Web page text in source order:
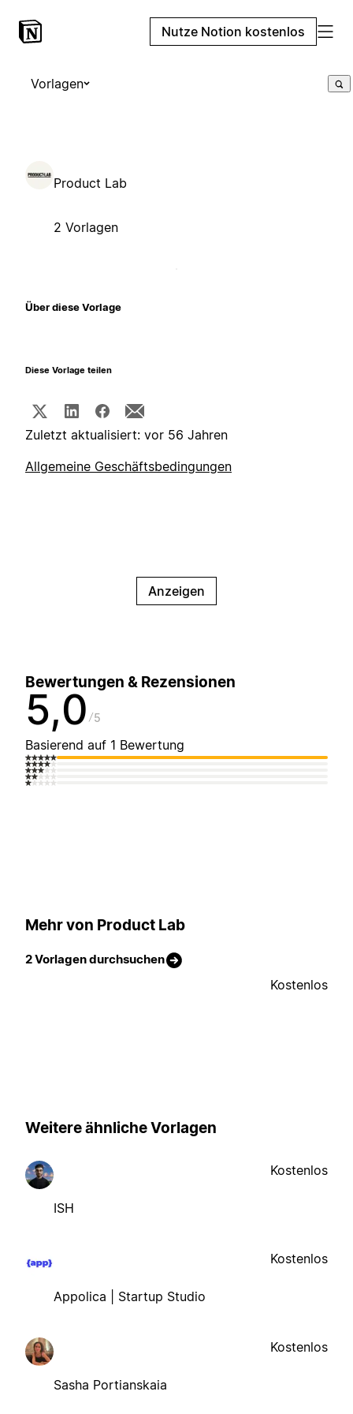
Nutze Notion kostenlos
Vorlagen
Product Lab
2 Vorlagen
Über diese Vorlage
Diese Vorlage teilen
Zuletzt aktualisiert: vor 56 Jahren
Allgemeine Geschäftsbedingungen
Anzeigen
Bewertungen & Rezensionen
5,0 5
Basierend auf 1 Bewertung
Mehr von Product Lab
2 Vorlagen durchsuchen
Kostenlos
Weitere ähnliche Vorlagen
ISH
Kostenlos
Appolica | Startup Studio
Kostenlos
Sasha Portianskaia
Kostenlos